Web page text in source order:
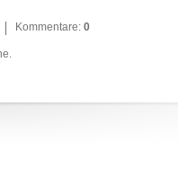
Kommentare: 0